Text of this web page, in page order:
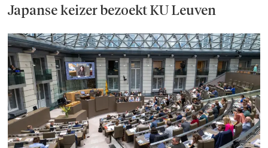
Japanse keizer bezoekt KU Leuven